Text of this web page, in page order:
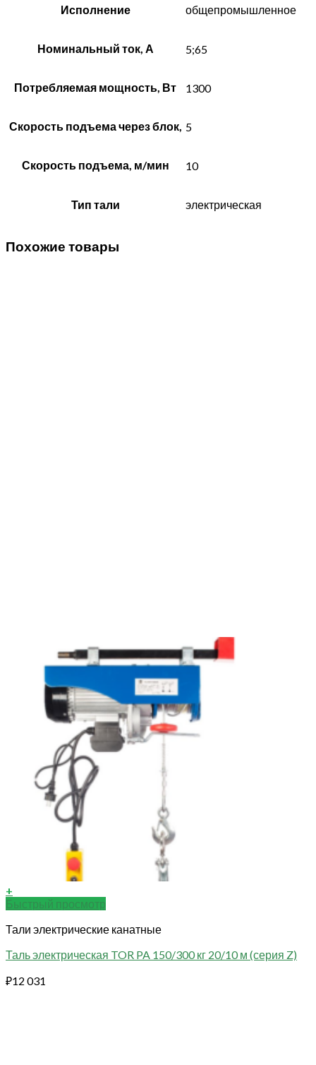
Исполнение общепромышленное
Номинальный ток, А 5;65
Потребляемая мощность, Вт 1300
Скорость подъема через блок, 5
Скорость подъема, м/мин 10
Тип тали электрическая
Похожие товары
+
Быстрый просмотр
Тали электрические канатные
Таль электрическая TOR PA 150/300 кг 20/10 м (серия Z)
₽12 031